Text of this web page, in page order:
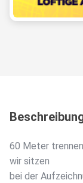
60 Meter
wir sitzen
bei der